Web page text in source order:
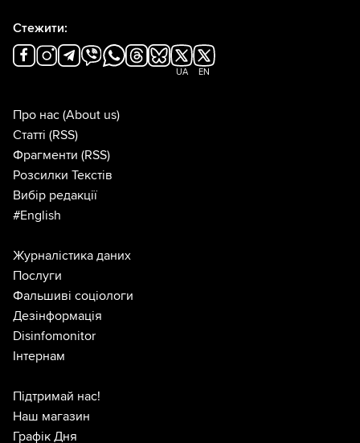
Стежити:
UA EN
Про нас (About us)
Статті (RSS)
Фрагменти (RSS)
Розсилки Текстів
Вибір редакції
#English
Журналістика даних
Послуги
Фальшиві соціологи
Дезінформація
Disinfomonitor
Інтернам
Підтримай нас!
Наш магазин
Графік Дня